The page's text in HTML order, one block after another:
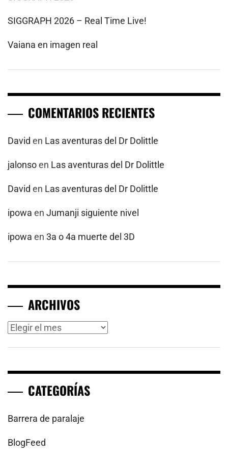
SIGGRAPH 2026 – Real Time Live!
Vaiana en imagen real
COMENTARIOS RECIENTES
David en Las aventuras del Dr Dolittle
jalonsoen Las aventuras del Dr Dolittle
David en Las aventuras del Dr Dolittle
ipowa en Jumanji siguiente nivel
ipowa en 3a o 4a muerte del 3D
ARCHIVOS
Archivos
CATEGORÍAS
Barrera de paralaje
BlogFeed